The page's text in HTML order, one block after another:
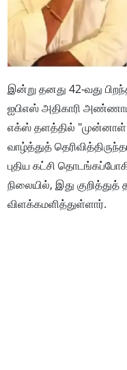
இன்று தனது 42-வது
ஐபிஎஸ் அதிகாரி
எக்ஸ் தளத்தில் "முன்னாள்
வாழ்த்துத்
புதிய கட்சி
நிலையில், இது
விளக்கமளித்துள்ளார்.